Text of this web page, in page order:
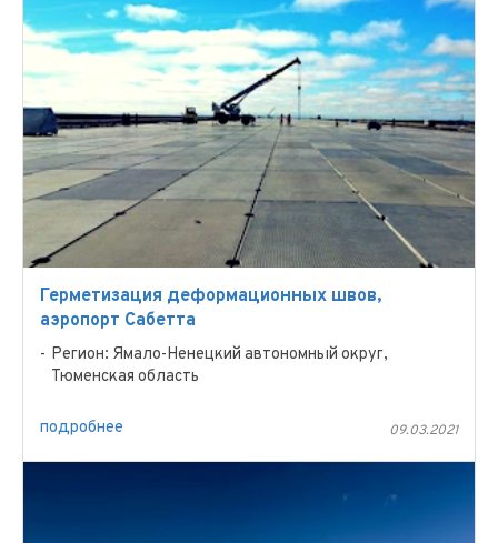
Герметизация деформационных швов,
аэропорт Сабетта
Регион: Ямало-Ненецкий автономный округ,
Тюменская область
подробнее 09.03.2021